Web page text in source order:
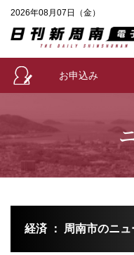
2026年08月07日（金）
お申込み
経済 ： 周南市のニュ